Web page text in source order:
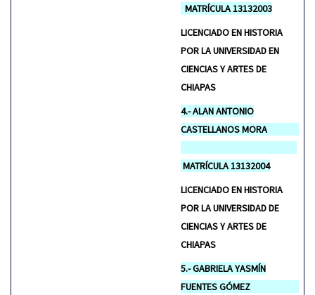
MATRÍCULA 13132003
LICENCIADO EN HISTORIA
POR LA UNIVERSIDAD EN
CIENCIAS Y ARTES DE
CHIAPAS
4.- ALAN ANTONIO
CASTELLANOS MORA
MATRÍCULA 13132004
LICENCIADO EN HISTORIA
POR LA UNIVERSIDAD DE
CIENCIAS Y ARTES DE
CHIAPAS
5.- GABRIELA YASMÍN
FUENTES GÓMEZ